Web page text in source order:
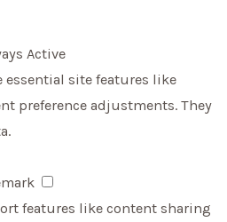
Active
essential site features like
preference adjustments. They
features like content sharing